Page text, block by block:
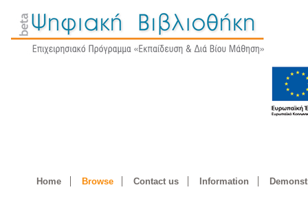
Home Browse Contact us Information